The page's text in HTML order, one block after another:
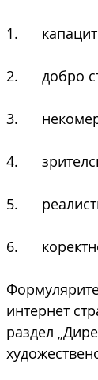
1.
2.
3.
4.
5.
6.
интернет
раздел